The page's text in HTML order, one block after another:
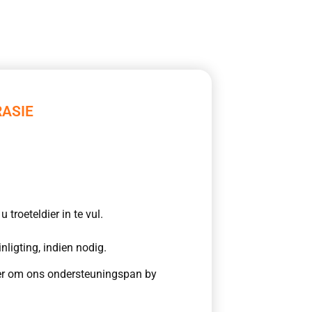
troeteldier in te vul.
indien nodig.
om ons ondersteuningspan by